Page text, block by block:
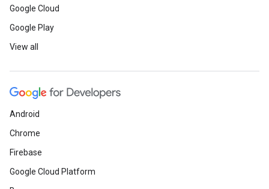
Google Cloud
Google Play
View all
Android
Chrome
Firebase
Google Cloud Platform